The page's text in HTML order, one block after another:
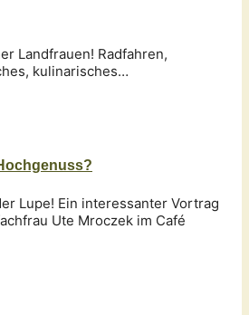
Landfrauen! Radfahren,
kulinarisches…
Lupe! Ein interessanter Vortrag
Ute Mroczek im Café